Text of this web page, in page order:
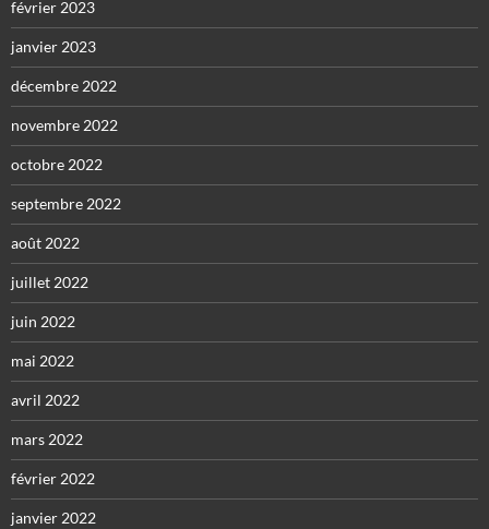
février 2023
janvier 2023
décembre 2022
novembre 2022
octobre 2022
septembre 2022
août 2022
juillet 2022
juin 2022
mai 2022
avril 2022
mars 2022
février 2022
janvier 2022